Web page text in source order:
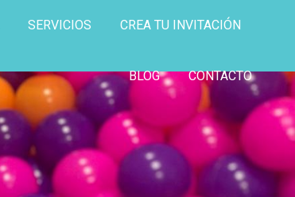
SERVICIOS CREA TU INVITACIÓN
BLOG CONTACTO